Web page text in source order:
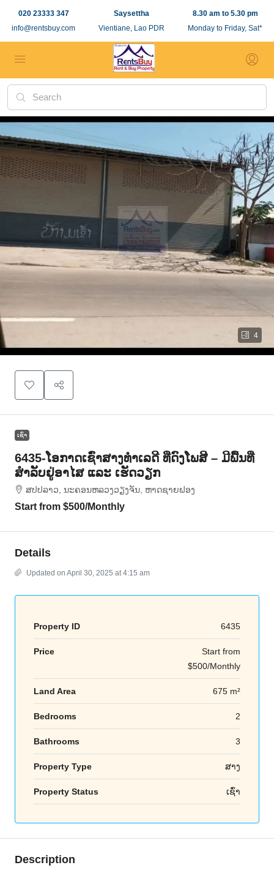
020 23333 347
info@rentsbuy.com
Saysettha
Vientiane, Lao PDR
8.30 am to 5.30 pm
Monday to Friday, Sat*
4
ເຊົ່າ
6435-ໂອກາດເຊົ່າສາງທຳເລດີ ທີ່ດົງໂພສີ – ມີພື້ນທີ່
ສຳລັບຢູ່ອາໄສ ແລະ ເຮັດວຽກ
ສ​ປ​ປ​ລາວ, ນະຄອນຫລວງວຽງຈັນ, ຫາດ​ຊາຍຟອງ
Start from $500/Monthly
Details
Updated on April 30, 2025 at 4:15 am
Property ID 6435
Price
Start from
$500/Monthly
Land Area 675 m²
Bedrooms 2
Bathrooms 3
Property Type ສາງ
Property Status ເຊົ່າ
Description